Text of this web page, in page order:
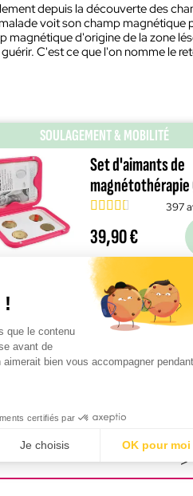
depuis la découverte des
voit son champ magnétique
magnétique d'origine de la zone
guérir. C'est ce que l'on nomme le
SOULAGEMENT & MOBILITÉ
Set d'aimants de
mm
397
39,90 €
!
que le contenu
avant de
bien vous accompagner pendant
certifiés par
Je choisis
OK pour moi
Consentement : Personnalisez